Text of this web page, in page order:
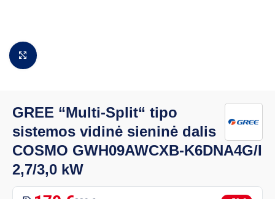
Padidinti vaizdą
GREE “Multi-Split“ tipo
sistemos vidinė sieninė dalis
COSMO GWH09AWCXB-K6DNA4G/I
2,7/3,0 kW